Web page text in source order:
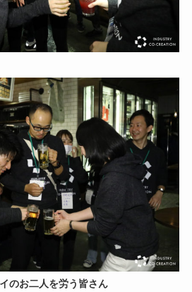
のお二人を労う皆さん